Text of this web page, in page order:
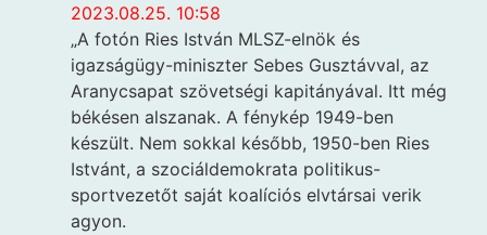
2023.08.25. 10:58
„A fotón Ries István MLSZ-elnök és
igazságügy-miniszter Sebes Gusztávval, az
Aranycsapat szövetségi kapitányával. Itt még
békésen alszanak. A fénykép 1949-ben
készült. Nem sokkal később, 1950-ben Ries
Istvánt, a szociáldemokrata politikus-
sportvezetőt saját koalíciós elvtársai verik
agyon.